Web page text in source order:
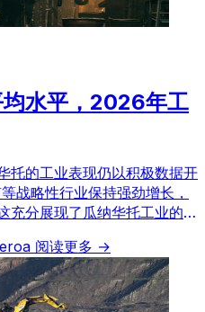
均水平，2026年工
托的工业表现仍以积极数据开
战略性行业保持强劲增长，
充分展现了瓜纳华托工业的韧
阅读更多 →